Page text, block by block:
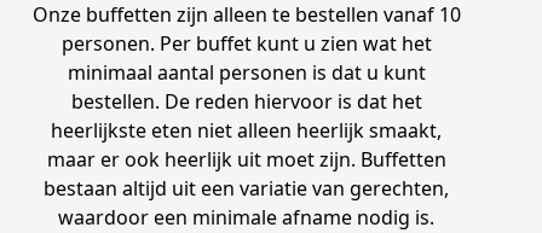
Onze buffetten zijn alleen te bestellen vanaf 10
personen. Per buffet kunt u zien wat het
minimaal aantal personen is dat u kunt
bestellen. De reden hiervoor is dat het
heerlijkste eten niet alleen heerlijk smaakt,
maar er ook heerlijk uit moet zijn. Buffetten
bestaan altijd uit een variatie van gerechten,
waardoor een minimale afname nodig is.